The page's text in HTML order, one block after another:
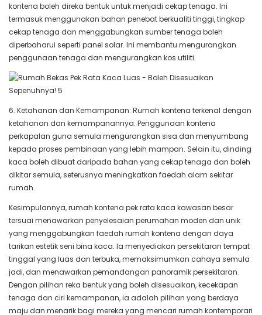
kontena boleh direka bentuk untuk menjadi cekap tenaga. Ini
termasuk menggunakan bahan penebat berkualiti tinggi, tingkap
cekap tenaga dan menggabungkan sumber tenaga boleh
diperbaharui seperti panel solar. Ini membantu mengurangkan
penggunaan tenaga dan mengurangkan kos utiliti.
6. Ketahanan dan Kemampanan: Rumah kontena terkenal dengan
ketahanan dan kemampanannya. Penggunaan kontena
perkapalan guna semula mengurangkan sisa dan menyumbang
kepada proses pembinaan yang lebih mampan. Selain itu, dinding
kaca boleh dibuat daripada bahan yang cekap tenaga dan boleh
dikitar semula, seterusnya meningkatkan faedah alam sekitar
rumah.
Kesimpulannya, rumah kontena pek rata kaca kawasan besar
tersuai menawarkan penyelesaian perumahan moden dan unik
yang menggabungkan faedah rumah kontena dengan daya
tarikan estetik seni bina kaca. Ia menyediakan persekitaran tempat
tinggal yang luas dan terbuka, memaksimumkan cahaya semula
jadi, dan menawarkan pemandangan panoramik persekitaran.
Dengan pilihan reka bentuk yang boleh disesuaikan, kecekapan
tenaga dan ciri kemampanan, ia adalah pilihan yang berdaya
maju dan menarik bagi mereka yang mencari rumah kontemporari